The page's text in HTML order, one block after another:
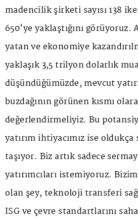
madencilik şirketi sayısı 138
650'ye yaklaştığını görüyoruz.
yatan ve ekonomiye
yaklaşık 3,5 trilyon dolarlık
düşündüğümüzde, mevcut
buzdağının görünen kısmı
değerlendirmeliyiz. Bu
yatırım ihtiyacımız ise
taşıyor. Biz artık sadece
yatırımcıları istemiyoruz.
olan şey, teknoloji transferi
İSG ve çevre standartlarını